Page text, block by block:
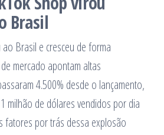
Brasil
ao Brasil e cresceu de forma
mercado apontam altas
4.500% desde o lançamento,
milhão de dólares vendidos por dia
fatores por trás dessa explosão